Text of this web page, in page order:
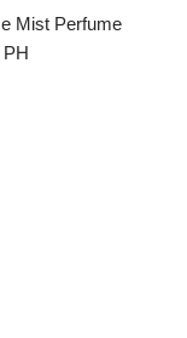
Mist Perfume